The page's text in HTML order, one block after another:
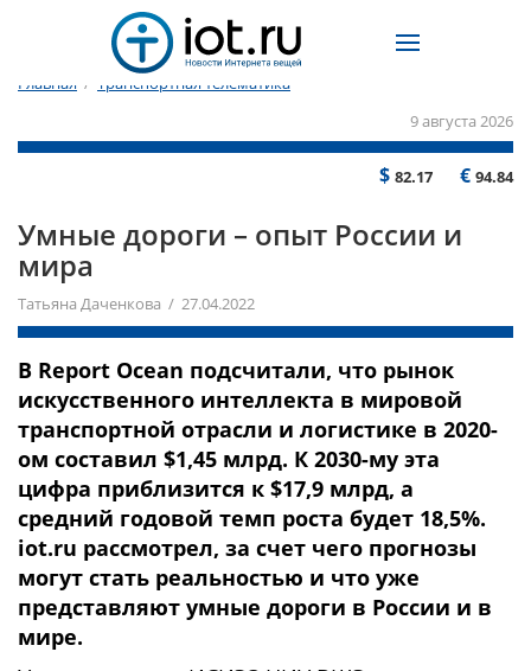
Главная /
Транспортная телематика
9 августа 2026
$ 82.17 € 94.84
Умные дороги – опыт России и
мира
Татьяна Даченкова / 27.04.2022
В Report Ocean подсчитали, что рынок
искусственного интеллекта в мировой
транспортной отрасли и логистике в 2020-
ом составил $1,45 млрд. К 2030-му эта
цифра приблизится к $17,9 млрд, а
средний годовой темп роста будет 18,5%.
iot.ru рассмотрел, за счет чего прогнозы
могут стать реальностью и что уже
представляют умные дороги в России и в
мире.